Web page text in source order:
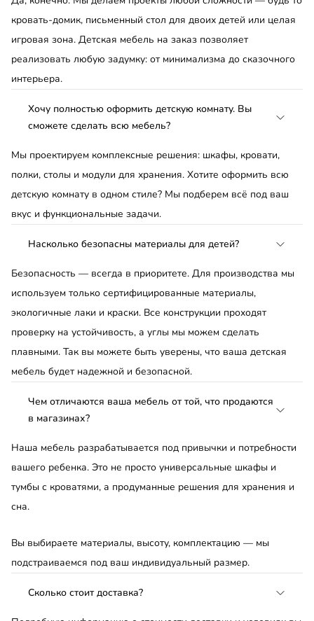
кровать-домик, письменный стол для двоих детей или целая
игровая зона. Детская мебель на заказ позволяет
реализовать любую задумку: от минимализма до сказочного
интерьера.
Хочу полностью оформить детскую комнату. Вы
сможете сделать всю мебель?
Мы проектируем комплексные решения: шкафы, кровати,
полки, столы и модули для хранения. Хотите оформить всю
детскую комнату в одном стиле? Мы подберем всё под ваш
вкус и функциональные задачи.
Насколько безопасны материалы для детей?
Безопасность — всегда в приоритете. Для производства мы
используем только сертифицированные материалы,
экологичные лаки и краски. Все конструкции проходят
проверку на устойчивость, а углы мы можем сделать
плавными. Так вы можете быть уверены, что ваша детская
мебель будет надежной и безопасной.
Чем отличаются ваша мебель от той, что продаются
в магазинах?
Наша мебель разрабатывается под привычки и потребности
вашего ребенка. Это не просто универсальные шкафы и
тумбы с кроватями, а продуманные решения для хранения и
сна.
Вы выбираете материалы, высоту, комплектацию — мы
подстраиваемся под ваш индивидуальный размер.
Сколько стоит доставка?